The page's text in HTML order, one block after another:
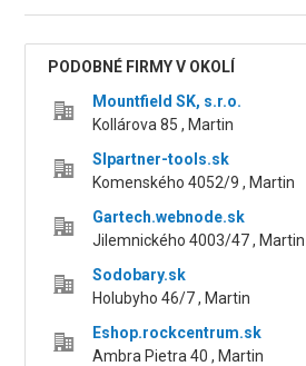
PODOBNÉ FIRMY V OKOLÍ
Mountfield SK, s.r.o.
Kollárova 85 , Martin
Slpartner-tools.sk
Komenského 4052/9 , Martin
Gartech.webnode.sk
Jilemnického 4003/47 , Martin
Sodobary.sk
Holubyho 46/7 , Martin
Eshop.rockcentrum.sk
Ambra Pietra 40 , Martin